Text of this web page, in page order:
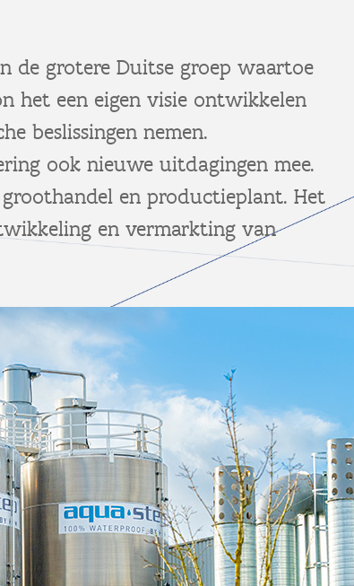
de grotere Duitse groep waartoe
het een eigen visie ontwikkelen
beslissingen nemen.
ook nieuwe uitdagingen mee.
en productieplant. Het
en vermarkting van